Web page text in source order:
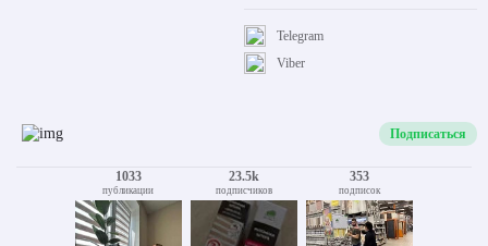
Viber
Telegram
Подписаться
1033
публикации
23.5k
подписчиков
353
подписок